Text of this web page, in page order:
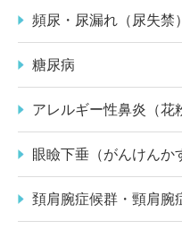
頻尿・尿漏れ（尿失禁）
糖尿病
アレルギー性鼻炎（花
眼瞼下垂（がんけんか
頚肩腕症候群・頸肩腕